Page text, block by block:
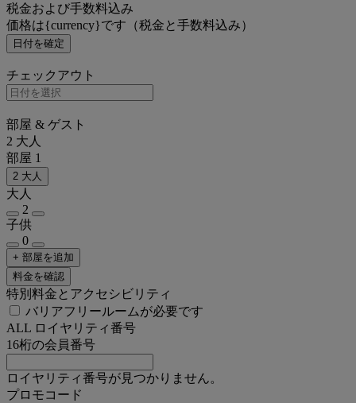
税金および手数料込み
価格は{currency}です（税金と手数料込み）
日付を確定
チェックアウト
部屋 & ゲスト
2 大人
部屋 1
2 大人
大人
2
子供
0
+ 部屋を追加
料金を確認
特別料金とアクセシビリティ
バリアフリールームが必要です
ALL ロイヤリティ番号
16桁の会員番号
ロイヤリティ番号が見つかりません。
プロモコード